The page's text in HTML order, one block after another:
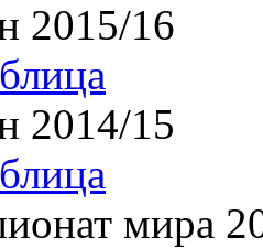
2015/16
2014/15
мира